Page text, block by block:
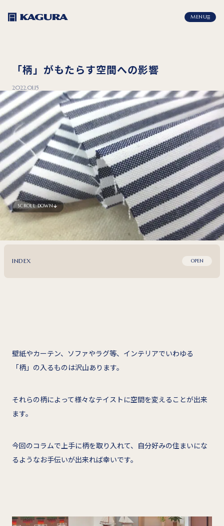
MENU
「柄」がもたらす空間への影響
2022.01.15
SCROLL DOWN
INDEX OPEN
壁紙やカーテン、ソファやラグ等、インテリアでいわゆる
「柄」の入るものは沢山あります。
それらの柄によって様々なテイストに空間を変えることが出来
ます。
今回のコラムで上手に柄を取り入れて、自分好みの住まいにな
るようなお手伝いが出来れば幸いです。